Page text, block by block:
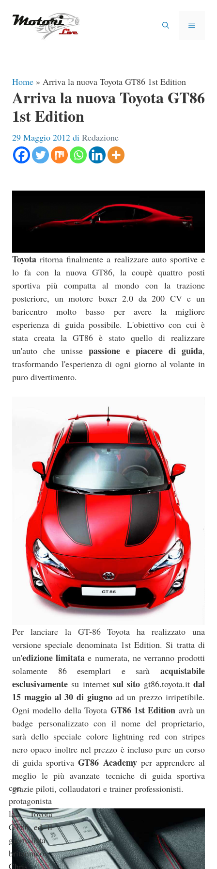
MENU
Home » Arriva la nuova Toyota GT86 1st Edition
Arriva la nuova Toyota GT86
1st Edition
29 Maggio 2012 di Redazione
Toyota ritorna finalmente a realizzare auto sportive e
lo fa con la nuova GT86, la coupè quattro posti
sportiva più compatta al mondo con la trazione
posteriore, un motore boxer 2.0 da 200 CV e un
baricentro molto basso per avere la migliore
esperienza di guida possibile. L'obiettivo con cui è
stata creata la GT86 è stato quello di realizzare
un'auto che unisse passione e piacere di guida,
trasformando l'esperienza di ogni giorno al volante in
puro divertimento.
Per lanciare la GT-86 Toyota ha realizzato una
versione speciale denominata 1st Edition. Si tratta di
un'edizione limitata e numerata, ne verranno prodotti
solamente 86 esemplari e sarà acquistabile
esclusivamente su internet sul sito gt86.toyota.itdal
15 maggio al 30 di giugnoad un prezzo irripetibile.
Ogni modello della Toyota GT86 1st Edition avrà un
badge personalizzato con il nome del proprietario,
sarà dello speciale colore lightning red con stripes
nero opaco inoltre nel prezzo è incluso pure un corso
di guida sportivaGT86 Academyper apprendere al
meglio le più avanzate tecniche di guida sportiva
grazie piloti, collaudatori e trainer professionisti.
con
protagonista
la Toyota
GT86 ed il
giornalista
britannico
Chris